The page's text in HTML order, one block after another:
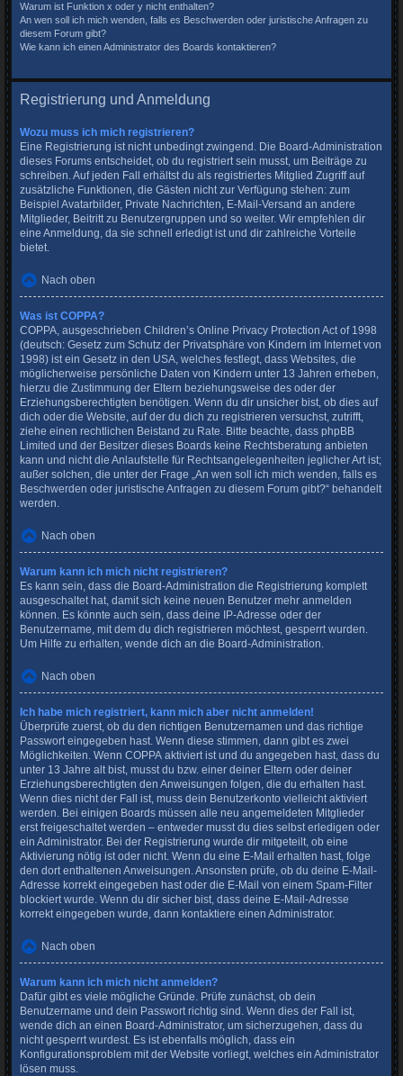
Warum ist Funktion x oder y nicht enthalten?
An wen soll ich mich wenden, falls es Beschwerden oder juristische Anfragen zu
diesem Forum gibt?
Wie kann ich einen Administrator des Boards kontaktieren?
Registrierung und Anmeldung
Wozu muss ich mich registrieren?
Eine Registrierung ist nicht unbedingt zwingend. Die Board-Administration
dieses Forums entscheidet, ob du registriert sein musst, um Beiträge zu
schreiben. Auf jeden Fall erhältst du als registriertes Mitglied Zugriff auf
zusätzliche Funktionen, die Gästen nicht zur Verfügung stehen: zum
Beispiel Avatarbilder, Private Nachrichten, E-Mail-Versand an andere
Mitglieder, Beitritt zu Benutzergruppen und so weiter. Wir empfehlen dir
eine Anmeldung, da sie schnell erledigt ist und dir zahlreiche Vorteile
bietet.
Nach oben
Was ist COPPA?
COPPA, ausgeschrieben Children’s Online Privacy Protection Act of 1998
(deutsch: Gesetz zum Schutz der Privatsphäre von Kindern im Internet von
1998) ist ein Gesetz in den USA, welches festlegt, dass Websites, die
möglicherweise persönliche Daten von Kindern unter 13 Jahren erheben,
hierzu die Zustimmung der Eltern beziehungsweise des oder der
Erziehungsberechtigten benötigen. Wenn du dir unsicher bist, ob dies auf
dich oder die Website, auf der du dich zu registrieren versuchst, zutrifft,
ziehe einen rechtlichen Beistand zu Rate. Bitte beachte, dass phpBB
Limited und der Besitzer dieses Boards keine Rechtsberatung anbieten
kann und nicht die Anlaufstelle für Rechtsangelegenheiten jeglicher Art ist;
außer solchen, die unter der Frage „An wen soll ich mich wenden, falls es
Beschwerden oder juristische Anfragen zu diesem Forum gibt?“ behandelt
werden.
Nach oben
Warum kann ich mich nicht registrieren?
Es kann sein, dass die Board-Administration die Registrierung komplett
ausgeschaltet hat, damit sich keine neuen Benutzer mehr anmelden
können. Es könnte auch sein, dass deine IP-Adresse oder der
Benutzername, mit dem du dich registrieren möchtest, gesperrt wurden.
Um Hilfe zu erhalten, wende dich an die Board-Administration.
Nach oben
Ich habe mich registriert, kann mich aber nicht anmelden!
Überprüfe zuerst, ob du den richtigen Benutzernamen und das richtige
Passwort eingegeben hast. Wenn diese stimmen, dann gibt es zwei
Möglichkeiten. Wenn COPPA aktiviert ist und du angegeben hast, dass du
unter 13 Jahre alt bist, musst du bzw. einer deiner Eltern oder deiner
Erziehungsberechtigten den Anweisungen folgen, die du erhalten hast.
Wenn dies nicht der Fall ist, muss dein Benutzerkonto vielleicht aktiviert
werden. Bei einigen Boards müssen alle neu angemeldeten Mitglieder
erst freigeschaltet werden – entweder musst du dies selbst erledigen oder
ein Administrator. Bei der Registrierung wurde dir mitgeteilt, ob eine
Aktivierung nötig ist oder nicht. Wenn du eine E-Mail erhalten hast, folge
den dort enthaltenen Anweisungen. Ansonsten prüfe, ob du deine E-Mail-
Adresse korrekt eingegeben hast oder die E-Mail von einem Spam-Filter
blockiert wurde. Wenn du dir sicher bist, dass deine E-Mail-Adresse
korrekt eingegeben wurde, dann kontaktiere einen Administrator.
Nach oben
Warum kann ich mich nicht anmelden?
Dafür gibt es viele mögliche Gründe. Prüfe zunächst, ob dein
Benutzername und dein Passwort richtig sind. Wenn dies der Fall ist,
wende dich an einen Board-Administrator, um sicherzugehen, dass du
nicht gesperrt wurdest. Es ist ebenfalls möglich, dass ein
Konfigurationsproblem mit der Website vorliegt, welches ein Administrator
lösen muss.